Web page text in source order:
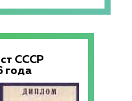
СССР
года